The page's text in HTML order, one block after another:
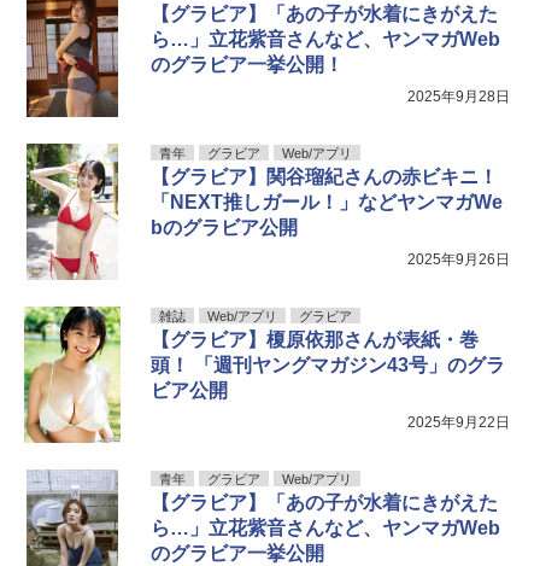
【グラビア】「あの子が水着にきがえた
ら…」立花紫音さんなど、ヤンマガWeb
のグラビア一挙公開！
2025年9月28日
青年 グラビア Web/アプリ
【グラビア】関谷瑠紀さんの赤ビキニ！
「NEXT推しガール！」などヤンマガWe
bのグラビア公開
2025年9月26日
雑誌 Web/アプリ グラビア
【グラビア】榎原依那さんが表紙・巻
頭！ 「週刊ヤングマガジン43号」のグラ
ビア公開
2025年9月22日
青年 グラビア Web/アプリ
【グラビア】「あの子が水着にきがえた
ら…」立花紫音さんなど、ヤンマガWeb
のグラビア一挙公開